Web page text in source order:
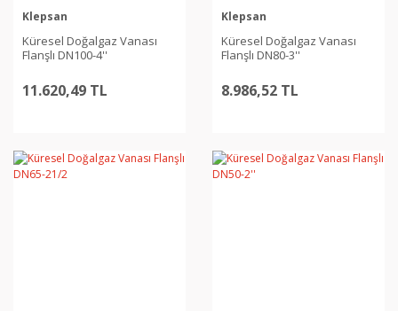
Klepsan
Küresel Doğalgaz Vanası
Flanşlı DN100-4''
11.620,49 TL
Klepsan
Küresel Doğalgaz Vanası
Flanşlı DN80-3''
8.986,52 TL